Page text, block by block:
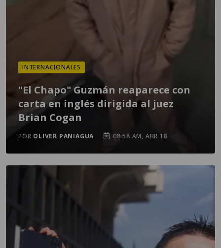
INTERNACIONALES
"El Chapo" Guzmán reaparece con
carta en inglés dirigida al juez
Brian Cogan
POR OLIVER PANIAGUA 08:58 AM, ABR 18